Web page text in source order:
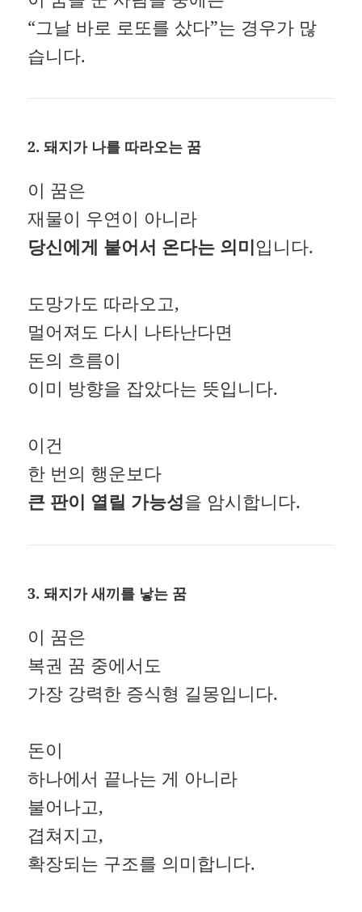
“그날 바로 로또를 샀다”는 경우가 많
습니다.
2. 돼지가 나를 따라오는 꿈
이 꿈은
재물이 우연이 아니라
당신에게 붙어서 온다는 의미입니다.
도망가도 따라오고,
멀어져도 다시 나타난다면
돈의 흐름이
이미 방향을 잡았다는 뜻입니다.
이건
한 번의 행운보다
큰 판이 열릴 가능성을 암시합니다.
3. 돼지가 새끼를 낳는 꿈
이 꿈은
복권 꿈 중에서도
가장 강력한 증식형 길몽입니다.
돈이
하나에서 끝나는 게 아니라
불어나고,
겹쳐지고,
확장되는 구조를 의미합니다.